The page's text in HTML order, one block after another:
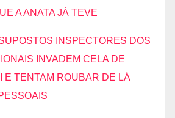
A ANATA JÁ TEVE
INSPECTORES DOS
INVADEM CELA DE
E TENTAM ROUBAR DE LÁ